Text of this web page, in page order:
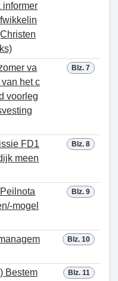
informer
Blz. 7
va
het c
voorleg
Blz. 8
FD1
meen
Blz. 9
mogel
Blz. 10
Blz. 11
Bestem